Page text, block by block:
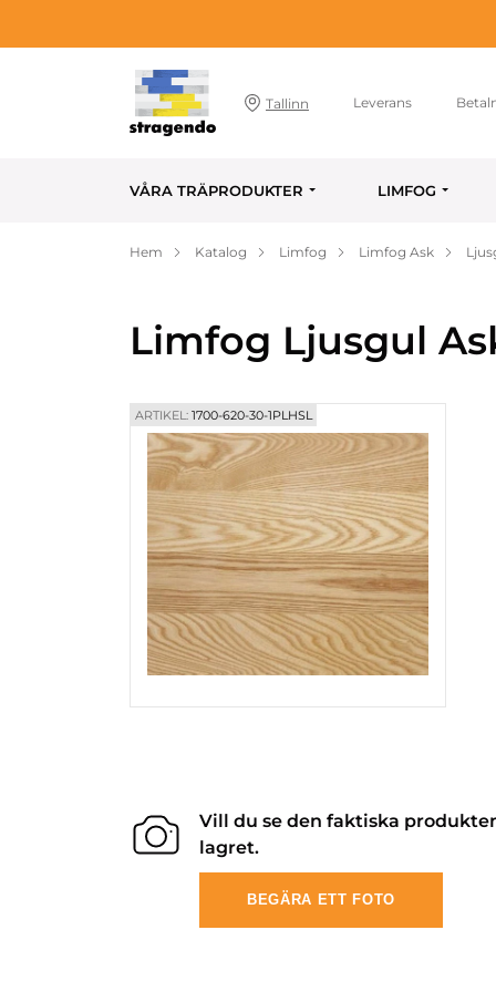
Tallinn Leverans
VÅRA TRÄPRODUKTER LIMFOG
Hem Katalog Limfog Limfog Ask
Limfog Ljusgul
ARTIKEL: 1700-620-30-1PLHSL
Vill du se den faktiska
lagret.
BEGÄRA ETT FOTO